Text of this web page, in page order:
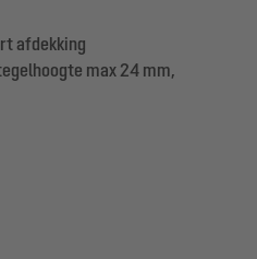
afdekking
max 24 mm,